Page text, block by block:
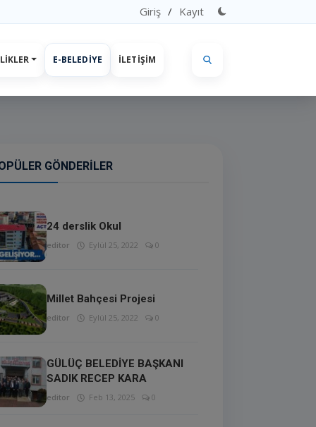
Giriş / Kayıt
E-BELEDIYE İLETIŞIM
GÖNDERILER
24 derslik Okul
editor Eylül 25, 2022 0
Millet Bahçesi Projesi
editor Eylül 25, 2022 0
GÜLÜÇ BELEDİYE BAŞKANI
SADIK RECEP KARA
editor Feb 13, 2025 0